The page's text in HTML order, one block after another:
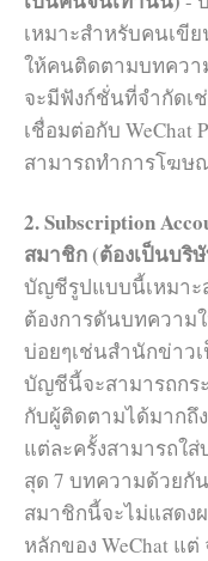
เหมาะสำหรับคนเขี
ให้คนติดตามบทคว
จะมีฟังก์ชั่นที่จำกัดเ
เชื่อมต่อกับ WeChat
สามารถทำการโฆษ
2. Subscription
สมาชิก (ต้องเป็นบริ
บัญชีรูปแบบนี้เหมาะ
ต้องการดันบทความ
บ่อยๆเช่นสำนักข่าว
บัญชีนี้จะสามารถกร
กับผู้ติดตามได้มากถึ
แต่ละครั้งสามารถใ
สุด 7 บทความด้วย
สมาชิกนี้จะไม่แสดง
หลักของ WeChat แ